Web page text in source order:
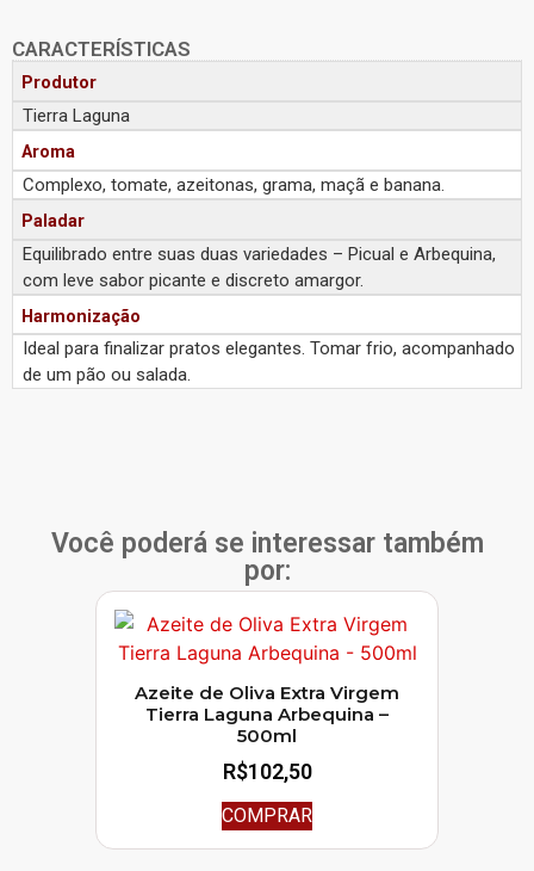
CARACTERÍSTICAS
Produtor
Tierra Laguna
Aroma
Complexo, tomate, azeitonas, grama, maçã e banana.
Paladar
Equilibrado entre suas duas variedades – Picual e Arbequina,
com leve sabor picante e discreto amargor.
Harmonização
Ideal para finalizar pratos elegantes. Tomar frio, acompanhado
de um pão ou salada.
Você poderá se interessar também
por:
Azeite de Oliva Extra Virgem
Tierra Laguna Arbequina –
500ml
R$102,50
COMPRAR